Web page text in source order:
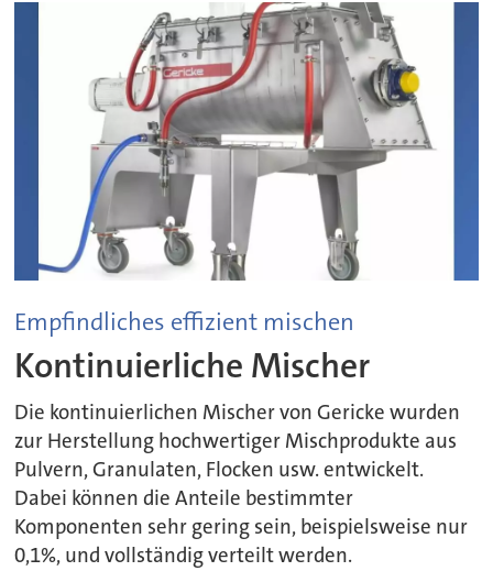
Empfindliches effizient mischen
Kontinuierliche Mischer
Die kontinuierlichen Mischer von Gericke wurden
zur Herstellung hochwertiger Mischprodukte aus
Pulvern, Granulaten, Flocken usw. entwickelt.
Dabei können die Anteile bestimmter
Komponenten sehr gering sein, beispielsweise nur
0,1%, und vollständig verteilt werden.